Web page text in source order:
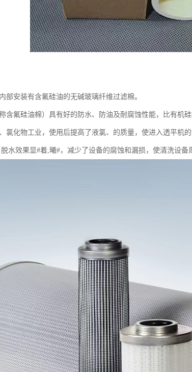
部安装有含氟硅油的无碱玻璃纤维过滤棉。
含氟硅油棉）具有好的防水、防油及耐腐蚀性能，比有机硅
氯化物工业，使用后提高了液氯、的质量，使进入透平机
水效果显#着,曦#，减少了设备的腐蚀和漏损，使清洗设备